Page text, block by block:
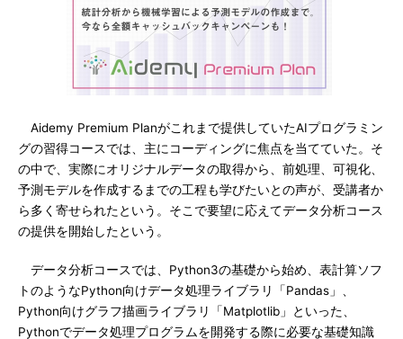
Aidemy Premium Planがこれまで提供していたAIプログラミン
グの習得コースでは、主にコーディングに焦点を当てていた。そ
の中で、実際にオリジナルデータの取得から、前処理、可視化、
予測モデルを作成するまでの工程も学びたいとの声が、受講者か
ら多く寄せられたという。そこで要望に応えてデータ分析コース
の提供を開始したという。
データ分析コースでは、Python3の基礎から始め、表計算ソフ
トのようなPython向けデータ処理ライブラリ「Pandas」、
Python向けグラフ描画ライブラリ「Matplotlib」といった、
Pythonでデータ処理プログラムを開発する際に必要な基礎知識